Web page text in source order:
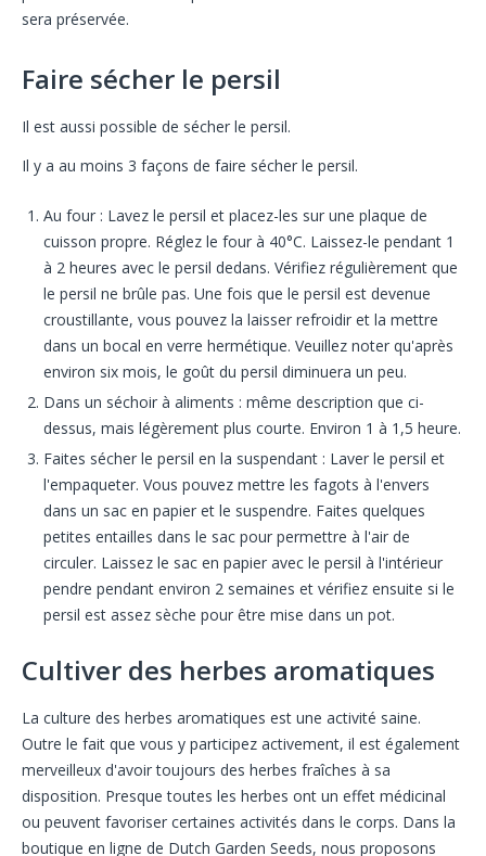
sera préservée.
Faire sécher le persil
Il est aussi possible de sécher le persil.
Il y a au moins 3 façons de faire sécher le persil.
Au four : Lavez le persil et placez-les sur une plaque de
cuisson propre. Réglez le four à 40°C. Laissez-le pendant 1
à 2 heures avec le persil dedans. Vérifiez régulièrement que
le persil ne brûle pas. Une fois que le persil est devenue
croustillante, vous pouvez la laisser refroidir et la mettre
dans un bocal en verre hermétique. Veuillez noter qu'après
environ six mois, le goût du persil diminuera un peu.
Dans un séchoir à aliments : même description que ci-
dessus, mais légèrement plus courte. Environ 1 à 1,5 heure.
Faites sécher le persil en la suspendant : Laver le persil et
l'empaqueter. Vous pouvez mettre les fagots à l'envers
dans un sac en papier et le suspendre. Faites quelques
petites entailles dans le sac pour permettre à l'air de
circuler. Laissez le sac en papier avec le persil à l'intérieur
pendre pendant environ 2 semaines et vérifiez ensuite si le
persil est assez sèche pour être mise dans un pot.
Cultiver des herbes aromatiques
La culture des herbes aromatiques est une activité saine.
Outre le fait que vous y participez activement, il est également
merveilleux d'avoir toujours des herbes fraîches à sa
disposition. Presque toutes les herbes ont un effet médicinal
ou peuvent favoriser certaines activités dans le corps. Dans la
boutique en ligne de Dutch Garden Seeds, nous proposons